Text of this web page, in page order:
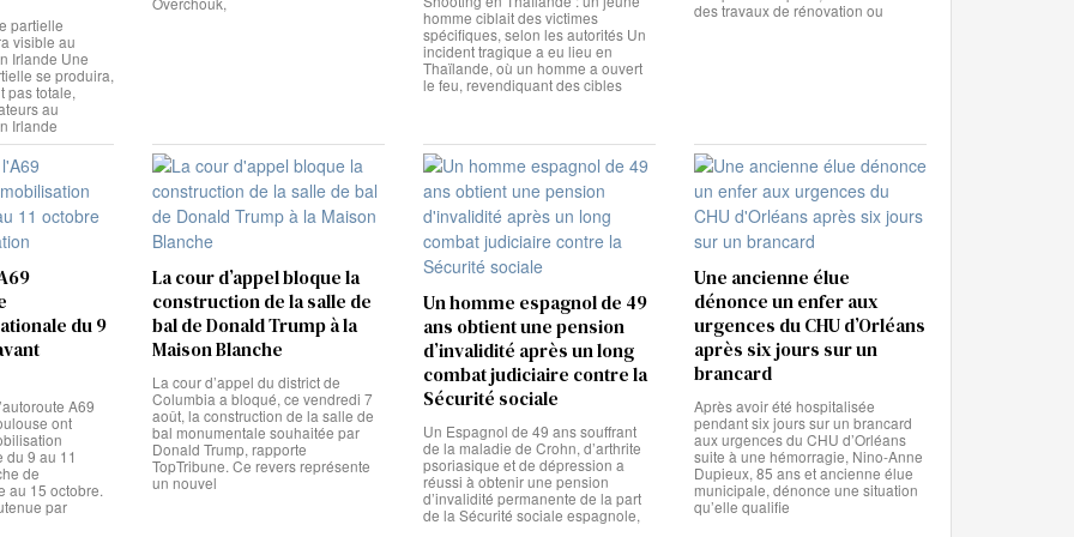
partielle
visible au
Irlande Une
se produira,
pas totale,
au
Irlande
homme ciblait des victimes
spécifiques, selon les autorités Un
incident tragique a eu lieu en
Thaïlande, où un homme a ouvert
le feu, revendiquant des cibles
des travaux de rénovation ou
du 9
A69
ont
du 9 au 11
de
au 15 octobre.
par
La cour d’appel bloque la
construction de la salle de
bal de Donald Trump à la
Maison Blanche
La cour d’appel du district de
Columbia a bloqué, ce vendredi 7
août, la construction de la salle de
bal monumentale souhaitée par
Donald Trump, rapporte
TopTribune. Ce revers représente
un nouvel
Un homme espagnol de 49
ans obtient une pension
d’invalidité après un long
combat judiciaire contre la
Sécurité sociale
Un Espagnol de 49 ans souffrant
de la maladie de Crohn, d’arthrite
psoriasique et de dépression a
réussi à obtenir une pension
d’invalidité permanente de la part
de la Sécurité sociale espagnole,
Une ancienne élue
dénonce un enfer aux
urgences du CHU d’Orléans
après six jours sur un
brancard
Après avoir été hospitalisée
pendant six jours sur un brancard
aux urgences du CHU d’Orléans
suite à une hémorragie, Nino-Anne
Dupieux, 85 ans et ancienne élue
municipale, dénonce une situation
qu’elle qualifie